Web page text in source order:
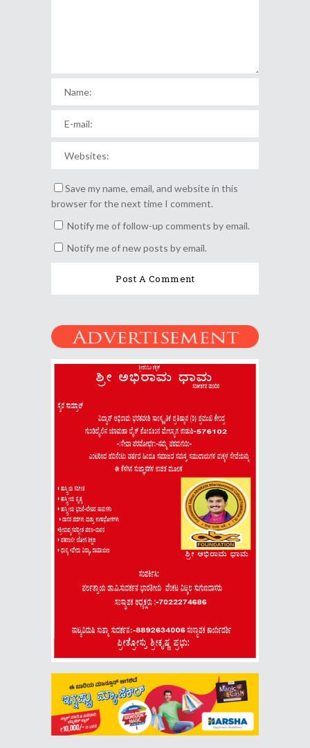
Save my name, email, and website in this
browser for the next time I comment.
Notify me of follow-up comments by email.
Notify me of new posts by email.